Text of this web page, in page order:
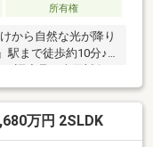
所有権
から自然な光が降り
駅まで徒歩約10分♪※
校まで約1000ｍ●堺
ブン 堺浜寺諏訪森町
約650ｍ●イオンタウ
店まで約1000ｍ●堺
万円 2SLDK